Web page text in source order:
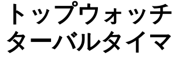
トップウォッ
ターバルタイ